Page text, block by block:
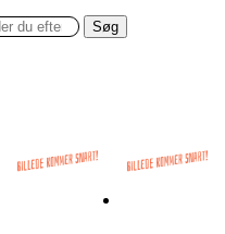
Søg